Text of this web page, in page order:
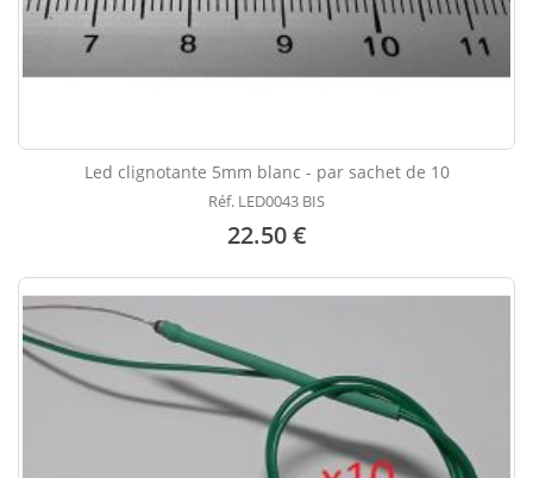
Led clignotante 5mm blanc - par sachet de 10
Réf. LED0043 BIS
22.50 €